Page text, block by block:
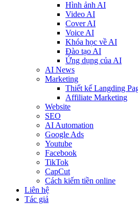
Hình ảnh AI
Video AI
Cover AI
Voice AI
Khóa học về AI
Đào tạo AI
Ứng dụng của AI
AI News
Marketing
Thiết kế Langding
Affiliate Marketing
Website
SEO
AI Automation
Google Ads
Youtube
Facebook
TikTok
CapCut
Cách kiếm tiền online
Liên hệ
Tác giả